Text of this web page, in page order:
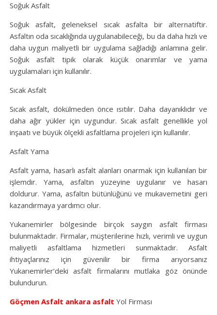
Soğuk Asfalt
Soğuk asfalt, geleneksel sıcak asfalta bir alternatiftir.
Asfaltın oda sıcaklığında uygulanabileceği, bu da daha hızlı ve
daha uygun maliyetli bir uygulama sağladığı anlamına gelir.
Soğuk asfalt tipik olarak küçük onarımlar ve yama
uygulamaları için kullanılır.
Sıcak Asfalt
Sıcak asfalt, dökülmeden önce ısıtılır. Daha dayanıklıdır ve
daha ağır yükler için uygundur. Sıcak asfalt genellikle yol
inşaatı ve büyük ölçekli asfaltlama projeleri için kullanılır.
Asfalt Yama
Asfalt yama, hasarlı asfalt alanları onarmak için kullanılan bir
işlemdir. Yama, asfaltın yüzeyine uygulanır ve hasarı
doldurur. Yama, asfaltın bütünlüğünü ve mukavemetini geri
kazandırmaya yardımcı olur.
Yukarıemirler bölgesinde birçok saygın asfalt firması
bulunmaktadır. Firmalar, müşterilerine hızlı, verimli ve uygun
maliyetli asfaltlama hizmetleri sunmaktadır. Asfalt
ihtiyaçlarınız için güvenilir bir firma arıyorsanız
Yukarıemirler’deki asfalt firmalarını mutlaka göz önünde
bulundurun.
Göçmen Asfalt ankara asfalt Yol Firması